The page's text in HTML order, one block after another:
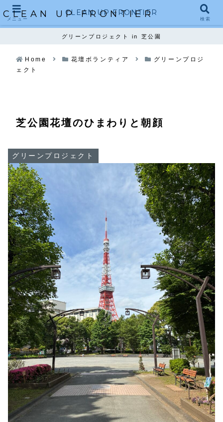
CLEAN UP FRONTIER
グリーンプロジェクト in 芝公園
Home 花壇ボランティア
グリーンプロジ
ェクト
芝公園花壇のひまわりと朝顔
グリーンプロジェクト
メニュー
CLEAN UP FRONTIER
検索